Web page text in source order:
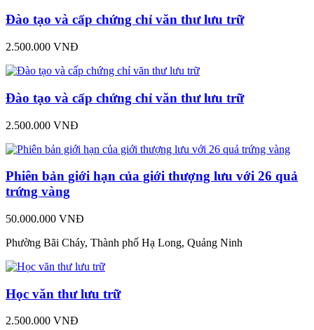
Đào tạo và cấp chứng chỉ văn thư lưu trữ
2.500.000 VNĐ
Đào tạo và cấp chứng chỉ văn thư lưu trữ
2.500.000 VNĐ
Phiên bản giới hạn của giới thượng lưu với 26 quả
trứng vàng
50.000.000 VNĐ
Phường Bãi Cháy, Thành phố Hạ Long, Quảng Ninh
Học văn thư lưu trữ
2.500.000 VNĐ